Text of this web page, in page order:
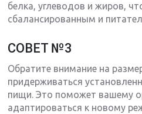
белка, углеводов и жиров,
сбалансированным и
СОВЕТ №3
Обратите внимание на
придерживаться
пищи. Это поможет вашему
адаптироваться к новому